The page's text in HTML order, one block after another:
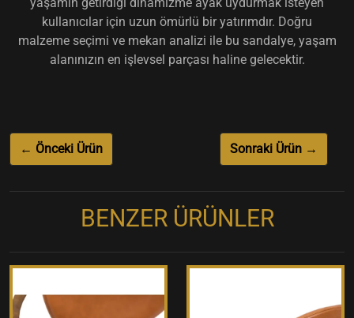
kullanıcılar için uzun ömürlü bir yatırımdır. Doğru
malzeme seçimi ve mekan analizi ile bu sandalye, yaşam
alanınızın en işlevsel parçası haline gelecektir.
← Önceki Ürün Sonraki Ürün →
BENZER ÜRÜNLER